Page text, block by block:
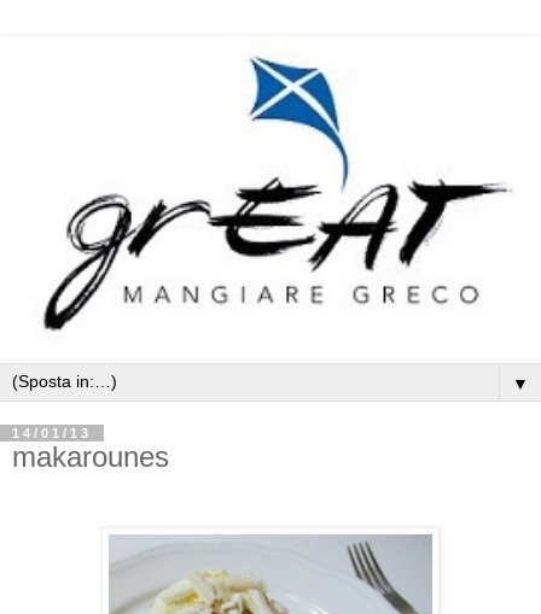
▼
14/01/13
makarounes